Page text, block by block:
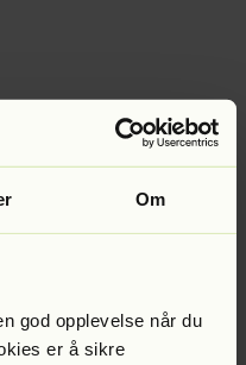
Om
god opplevelse når du
er å sikre